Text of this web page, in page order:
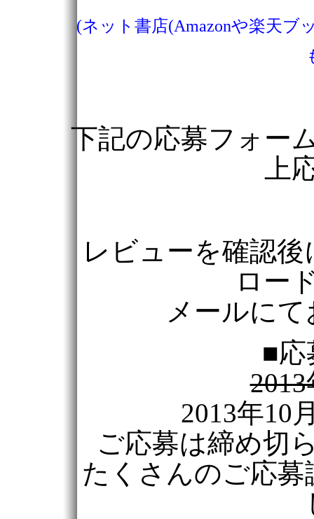
(ネット書店(Amazonや楽天ブ
下記の応募フォー
上
レビューを確認
ロー
メールに
■応
2013年10
ご応募は締め切
たくさんのご応